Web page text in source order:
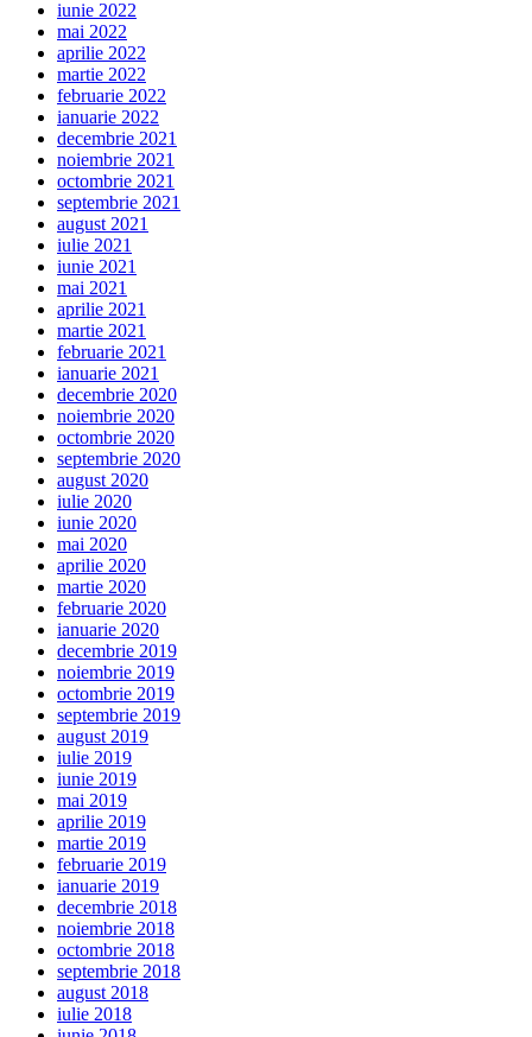
iunie 2022
mai 2022
aprilie 2022
martie 2022
februarie 2022
ianuarie 2022
decembrie 2021
noiembrie 2021
octombrie 2021
septembrie 2021
august 2021
iulie 2021
iunie 2021
mai 2021
aprilie 2021
martie 2021
februarie 2021
ianuarie 2021
decembrie 2020
noiembrie 2020
octombrie 2020
septembrie 2020
august 2020
iulie 2020
iunie 2020
mai 2020
aprilie 2020
martie 2020
februarie 2020
ianuarie 2020
decembrie 2019
noiembrie 2019
octombrie 2019
septembrie 2019
august 2019
iulie 2019
iunie 2019
mai 2019
aprilie 2019
martie 2019
februarie 2019
ianuarie 2019
decembrie 2018
noiembrie 2018
octombrie 2018
septembrie 2018
august 2018
iulie 2018